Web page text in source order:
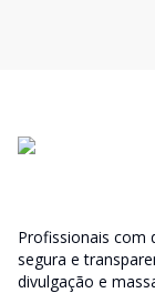
Profissionais com
segura e transparente, são milhares de imóveis
divulgação e